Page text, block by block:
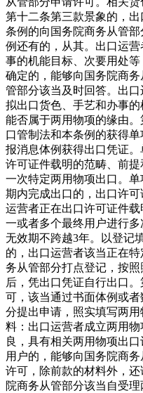
第十二条第三款景象的，
条例的向国务院商务从管
例还有的，从其。出口运
事的机能目标、次要用处
确定的，能够向国务院商
管部分该当及时回答。出
拟出口货色、手艺和办事
能否属于两用物项的缘由
口管制法和本条例的获得
报消息体例获得出口凭证
许可证件载明的范畴、前
一次特定两用物项出口。
期内完成出口的，出口许
运营者正在出口许可证件
一或者多个最终用户进行
无效期不跨越3年。以登记
的，出口运营者该当正在
务从管部分打点登记，按
后，凭出口凭证自行出口
可，该当通过书面体例或
分提出申请，照实填写两
料：出口运营者成立两用
良，具有相关两用物项出
用户的，能够向国务院商
许可，除前款的材料外，
院商务从管部分该当自受